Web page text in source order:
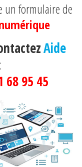
formulaire de
Aide
68 95 45